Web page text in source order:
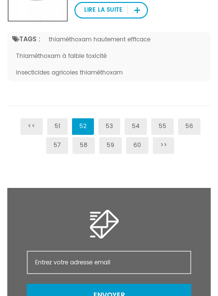
systémique. rapidement repris dans le planter
et transporter acropétalement dans le xylème.
TAGS :
thiaméthoxam hautement efficace
Thiaméthoxam à faible toxicité
insecticides agricoles thiaméthoxam
LIRE LA SUITE
<< 51 52 53 54 55 56
57 58 59 60 >>